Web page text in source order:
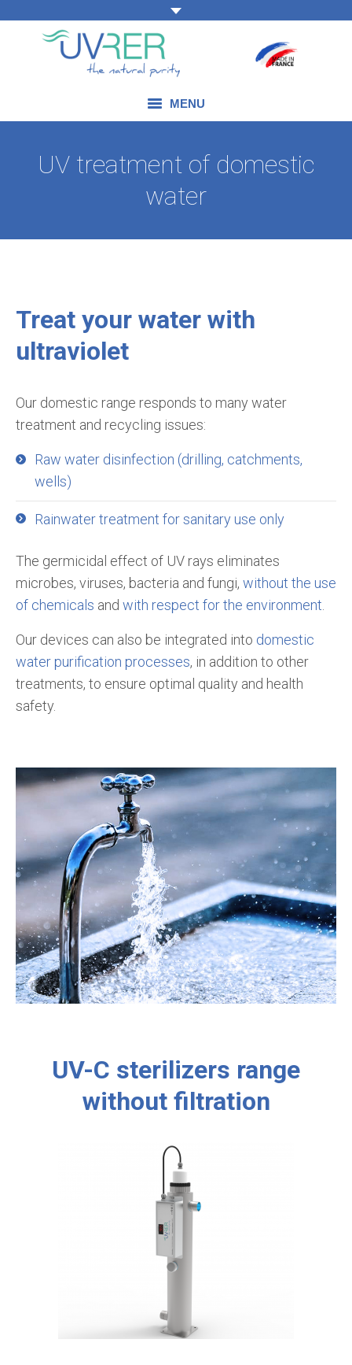
MENU
UV treatment of domestic
water
Treat your water with
ultraviolet
Our domestic range responds to many water
treatment and recycling issues:
Raw water disinfection (drilling, catchments,
wells)
Rainwater treatment for sanitary use only
The germicidal effect of UV rays eliminates
microbes, viruses, bacteria and fungi, without the use
of chemicals and with respect for the environment
Our devices can also be integrated into domestic
water purification processes, in addition to other
treatments, to ensure optimal quality and health
safety.
UV-C sterilizers range
without filtration